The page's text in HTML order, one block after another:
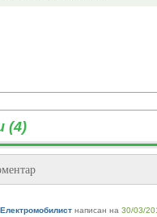
(4)
написан на 30/03/